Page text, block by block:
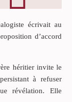
écrivait au
d’accord
héritier invite le
à refuser
révélation. Elle